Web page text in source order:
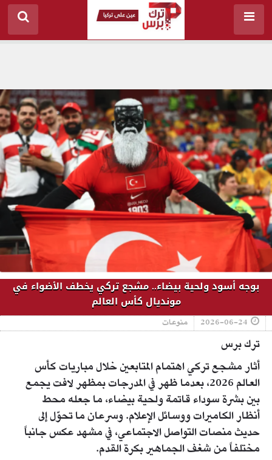
بوجه أسود ولحية بيضاء.. مشجع تركي يخطف الأضواء في
مونديال كأس العالم
2026-06-24 منوعات
ترك برس
أثار مشجع تركي اهتمام المتابعين خلال مباريات كأس
العالم 2026، بعدما ظهر في المدرجات بمظهر لافت يجمع
بين بشرة سوداء قاتمة ولحية بيضاء، ما جعله محط
أنظار الكاميرات ووسائل الإعلام. وسرعان ما تحوّل إلى
حديث منصات التواصل الاجتماعي، في مشهد عكس جانباً
مختلفاً من شغف الجماهير بكرة القدم.